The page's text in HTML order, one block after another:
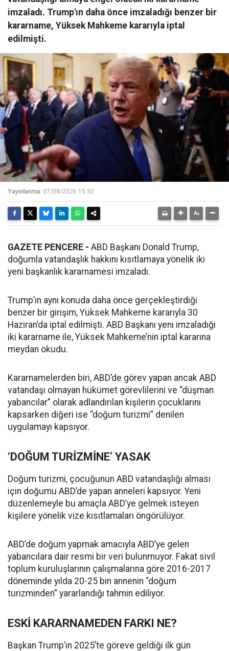
imzaladı. Trump'ın daha önce imzaladığı benzer bir
kararname, Yüksek Mahkeme kararıyla iptal
edilmişti.
Yayınlanma: 07/08/2026 15:32
GAZETE PENCERE - ABD Başkanı Donald Trump,
doğumla vatandaşlık hakkını kısıtlamaya yönelik iki
yeni başkanlık kararnamesi imzaladı.
Trump’ın aynı konuda daha önce gerçekleştirdiği
benzer bir girişim, Yüksek Mahkeme kararıyla 30
Haziran’da iptal edilmişti. ABD Başkanı yeni imzaladığı
iki kararname ile, Yüksek Mahkeme’nin iptal kararına
meydan okudu.
Kararnamelerden biri, ABD’de görev yapan ancak ABD
vatandaşı olmayan hükümet görevlilerini ve “düşman
yabancılar” olarak adlandırılan kişilerin çocuklarını
kapsarken diğeri ise “doğum turizmi” denilen
uygulamayı kapsıyor.
‘DOĞUM TURİZMİNE’ YASAK
Doğum turizmi, çocuğunun ABD vatandaşlığı alması
için doğumu ABD’de yapan anneleri kapsıyor. Yeni
düzenlemeyle bu amaçla ABD’ye gelmek isteyen
kişilere yönelik vize kısıtlamaları öngörülüyor.
ABD’de doğum yapmak amacıyla ABD’ye gelen
yabancılara dair resmi bir veri bulunmuyor. Fakat sivil
toplum kuruluşlarının çalışmalarına göre 2016-2017
döneminde yılda 20-25 bin annenin “doğum
turizminden” yararlandığı tahmin ediliyor.
ESKİ KARARNAMEDEN FARKI NE?
Başkan Trump’ın 2025’te göreve geldiği ilk gün